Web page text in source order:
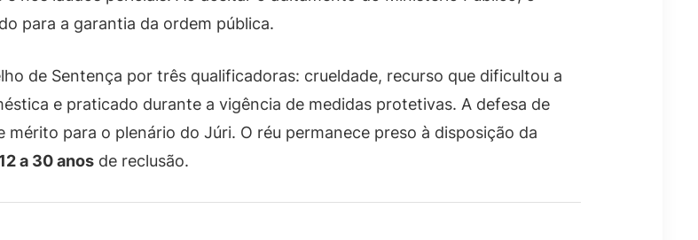
para a garantia da ordem pública.
de Sentença por três qualificadoras: crueldade, recurso que dificultou a
e praticado durante a vigência de medidas protetivas. A defesa de
para o plenário do Júri. O réu permanece preso à disposição da
12 a 30 anos de reclusão.